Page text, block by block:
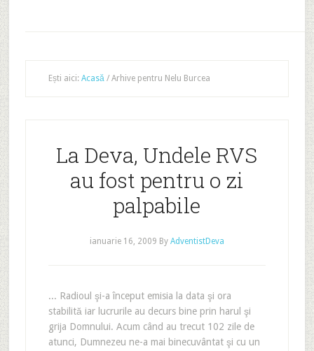
Ești aici: Acasă /Arhive pentru Nelu Burcea
La Deva, Undele RVS
au fost pentru o zi
palpabile
ianuarie 16, 2009 By AdventistDeva
... Radioul şi-a început emisia la data şi ora
stabilită iar lucrurile au decurs bine prin harul şi
grija Domnului. Acum când au trecut 102 zile de
atunci, Dumnezeu ne-a mai binecuvântat şi cu un